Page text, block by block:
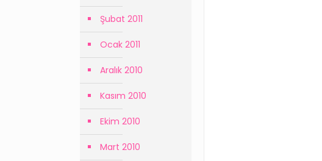
Şubat 2011
Ocak 2011
Aralık 2010
Kasım 2010
Ekim 2010
Mart 2010